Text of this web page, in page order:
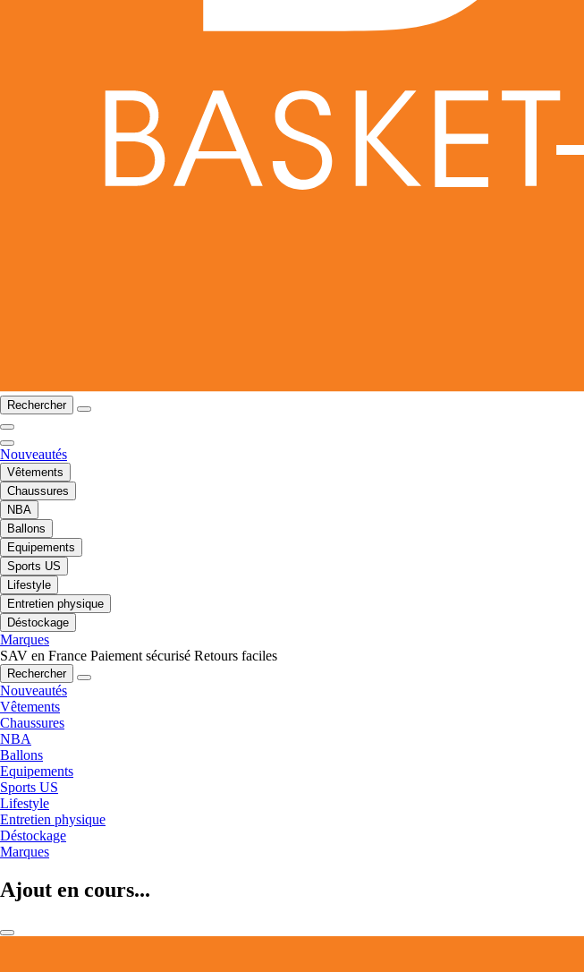
Rechercher
Nouveautés
Vêtements
Chaussures
NBA
Ballons
Equipements
Sports US
Lifestyle
Entretien physique
Déstockage
Marques
SAV en France Paiement sécurisé Retours faciles
Rechercher
Nouveautés
Vêtements
Chaussures
NBA
Ballons
Equipements
Sports US
Lifestyle
Entretien physique
Déstockage
Marques
Ajout en cours...